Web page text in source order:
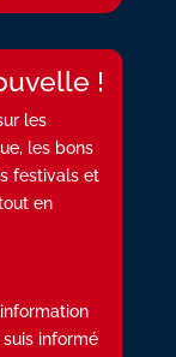
!
les
les bons
festivals et
en
informé